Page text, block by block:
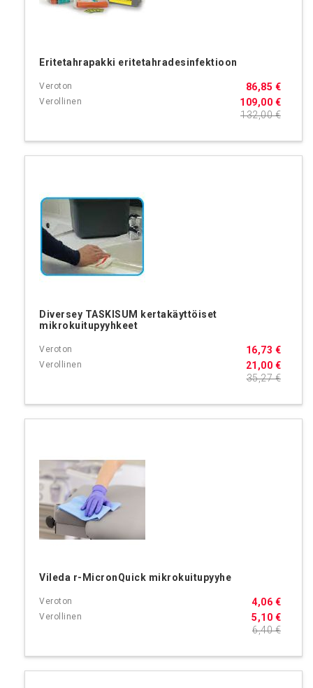
Eritetahrapakki eritetahradesinfektioon
109,00 €
86,85 €
132,00 €
Diversey TASKISUM kertakäyttöiset
mikrokuitupyyhkeet
21,00 €
16,73 €
35,27 €
Vileda r-MicronQuick mikrokuitupyyhe
5,10 €
4,06 €
6,40 €